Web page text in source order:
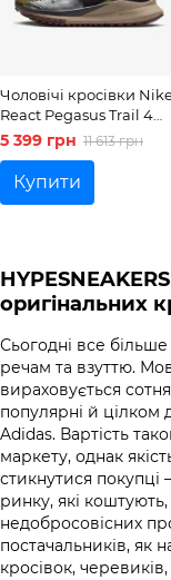
Чоловічі кросівки
React Pegasus Trail 4
GORE-TEX 'Black Vivid
Sulfur'| DJ7926-003
5 399 грн 11 613 грн
Купити
оригінальних
Сьогодні все
речам та взуттю.
вираховується
популярні й цілком
Adidas. Вартість
маркету, однак
стикнутися покупці
ринку, які
недобросовісних
постачальників, як
кросівок,